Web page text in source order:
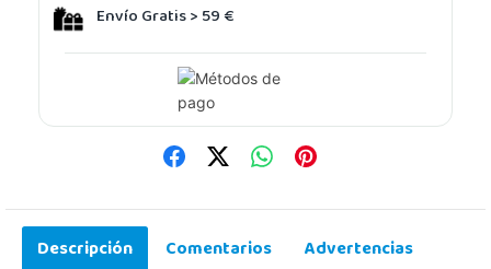
Envío Gratis > 59 €
Descripción Comentarios
Advertencias